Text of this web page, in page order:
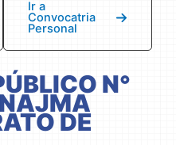
Ir a
Convocatria
Personal
N°
DE